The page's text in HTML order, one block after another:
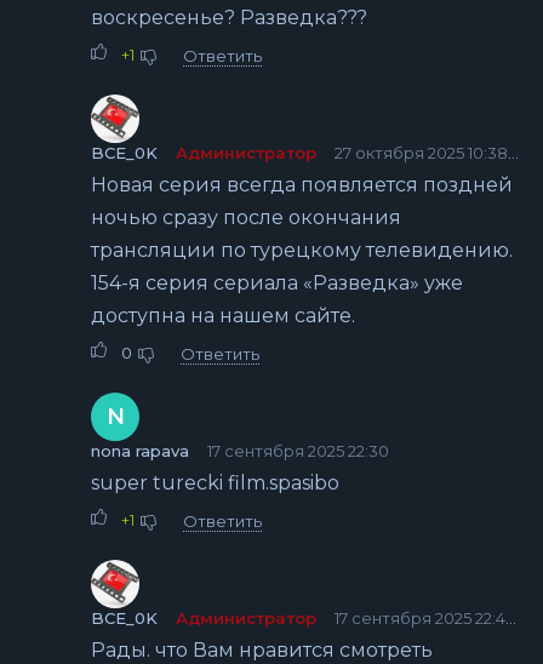
воскресенье? Разведка???
+1 Ответить
BCE_0K Администратор 27 октября 2025 10:38
Новая серия всегда появляется поздней
ночью сразу после окончания
трансляции по турецкому телевидению.
154-я серия сериала «Разведка» уже
доступна на нашем сайте.
0 Ответить
N
nona rapava 17 сентября 2025 22:30
super turecki film.spasibo
+1 Ответить
BCE_0K Администратор 17 сентября 2025 22:49
Рады. что Вам нравится смотреть